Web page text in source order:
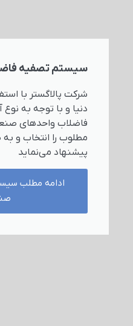
سیستم تصفیه
شرکت پالاگستر با
دنیا و با توجه به نوع
فاضلاب واحدهای
مطلوب را انتخاب و به
پیشنهاد می‌نماید
ادامه مطلب سیستم
صنعتی